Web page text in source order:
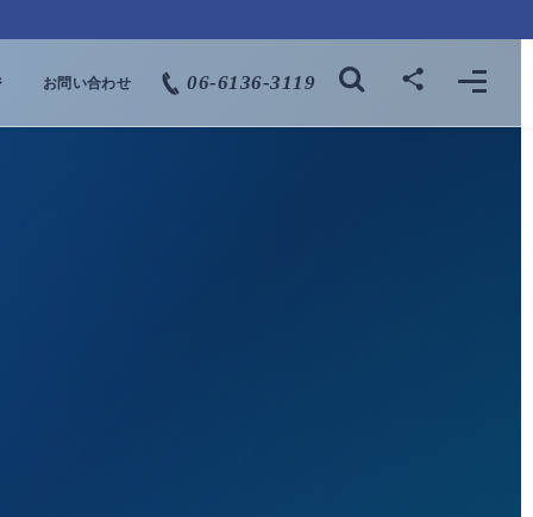
お問い合わせ 06-6136-3119